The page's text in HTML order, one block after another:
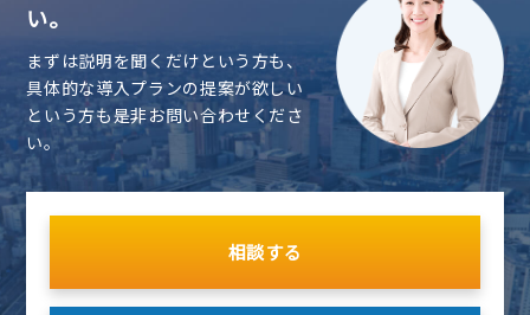
い。
まずは説明を聞くだけという方も、
具体的な導入プランの提案が欲しい
という方も是非お問い合わせくださ
い。
相談する